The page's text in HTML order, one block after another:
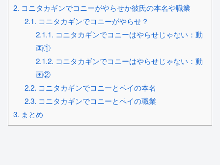
2. コニタカギンでコニーがやらせか彼氏の本名や職業
2.1. コニタカギンでコニーがやらせ？
2.1.1. コニタカギンでコニーはやらせじゃない：動
画①
2.1.2. コニタカギンでコニーはやらせじゃない：動
画②
2.2. コニタカギンでコニーとペイの本名
2.3. コニタカギンでコニーとペイの職業
3. まとめ